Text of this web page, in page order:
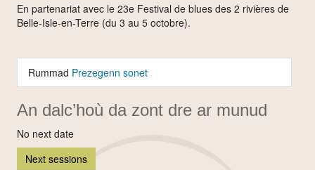
En partenariat avec le 23e Festival de blues des 2 rivières de
Belle-Isle-en-Terre (du 3 au 5 octobre).
Rummad Prezegenn sonet
An dalc’hoù da zont dre ar munud
No next date
Next sessions